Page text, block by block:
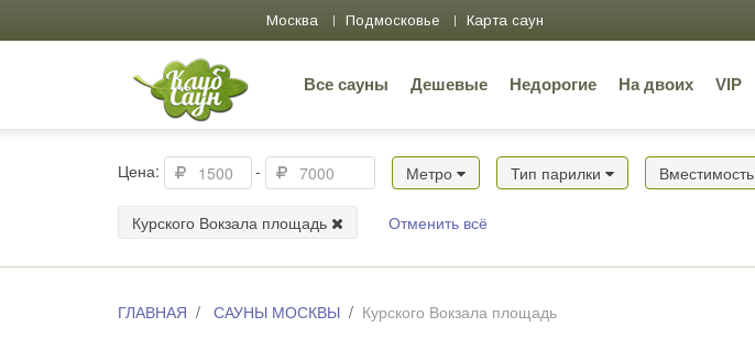
Москва Подмосковье Карта саун
Все сауны Дешевые Недорогие На двоих VIP
Цена: - Метро Тип парилки Вместимость
Курского Вокзала площадь Отменить всё
ГЛАВНАЯ САУНЫ МОСКВЫ Курского Вокзала площадь